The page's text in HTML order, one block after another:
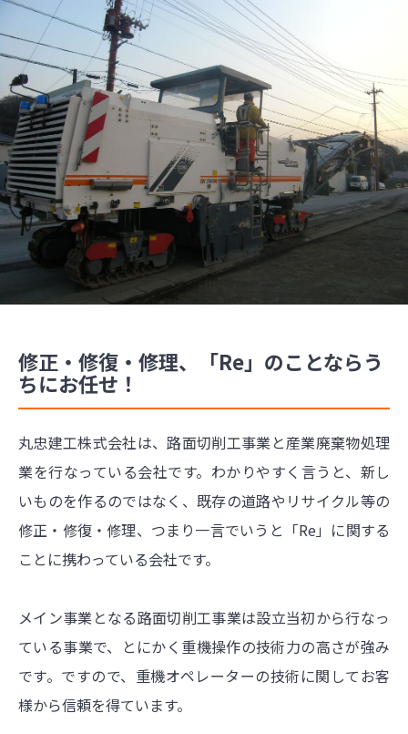
修正・修復・修理、「Re」のことならう
ちにお任せ！
丸忠建工株式会社は、路面切削工事業と産業廃棄物処理
業を行なっている会社です。わかりやすく言うと、新し
いものを作るのではなく、既存の道路やリサイクル等の
修正・修復・修理、つまり一言でいうと「Re」に関する
ことに携わっている会社です。
メイン事業となる路面切削工事業は設立当初から行なっ
ている事業で、とにかく重機操作の技術力の高さが強み
です。ですので、重機オペレーターの技術に関してお客
様から信頼を得ています。